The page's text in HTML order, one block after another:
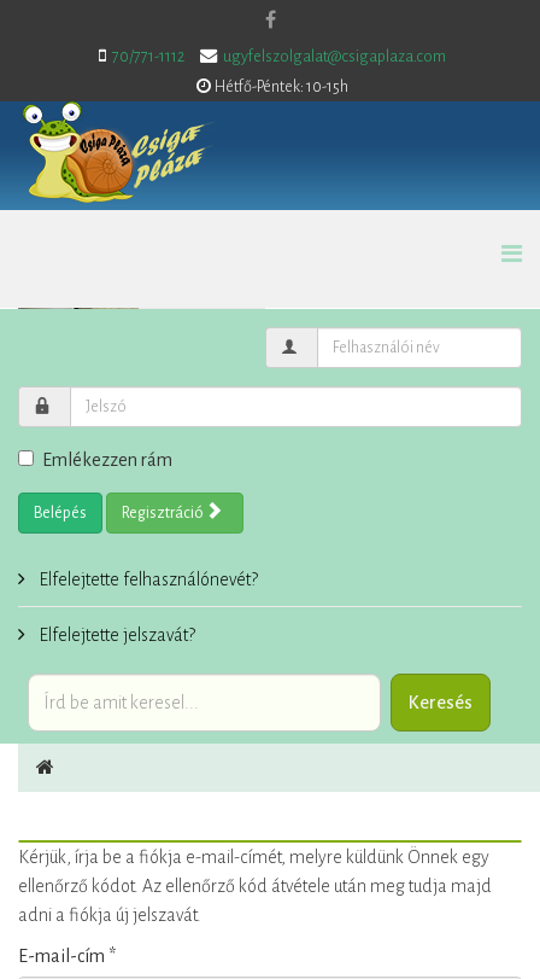
70/771-1112
ugyfelszolgalat@csigaplaza.com
Hétfő-Péntek: 10-15h
Emlékezzen rám
Belépés Regisztráció
Elfelejtette felhasználónevét?
Elfelejtette jelszavát?
Kérjük, írja be a fiókja e-mail-címét, melyre küldünk Önnek egy
ellenőrző kódot. Az ellenőrző kód átvétele után meg tudja majd
adni a fiókja új jelszavát.
E-mail-cím *